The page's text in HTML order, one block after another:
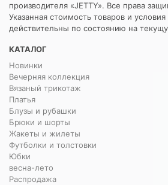
производителя «JETTY». Все права
Указанная стоимость товаров и
действительны по состоянию на
КАТАЛОГ
Новинки
Вечерняя коллекция
Вязаный трикотаж
Платья
Блузы и рубашки
Брюки и шорты
Жакеты и жилеты
Футболки и толстовки
Юбки
весна-лето
Распродажа